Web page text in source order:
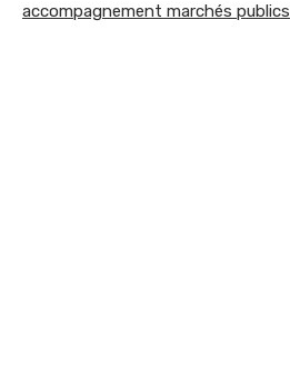
accompagnement marchés publics